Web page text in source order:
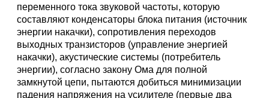
переменного тока звуковой частоты, которую
составляют конденсаторы блока питания (источник
энергии накачки), сопротивления переходов
выходных транзисторов (управление энергией
накачки), акустические системы (потребитель
энергии), согласно закону Ома для полной
замкнутой цепи, пытаются добиться минимизации
падения напряжения на усилителе (первые два